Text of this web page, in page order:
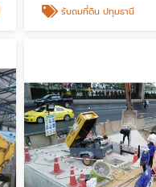
รับถมที่ดิน ปทุมธานี